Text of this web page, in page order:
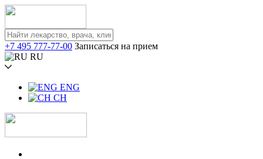
+7 495 777-77-00 Записаться на прием
RU
ENG
CH